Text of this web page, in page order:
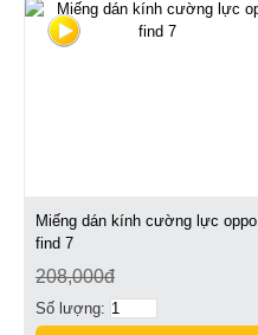
Miếng dán kính cường lực oppo
find 7
208,000đ
Số lượng: